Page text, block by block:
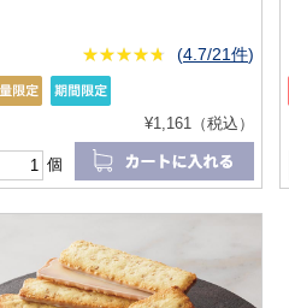
★★★★★
★★★★★ (4.7/21件)
¥1,161（税込）
個